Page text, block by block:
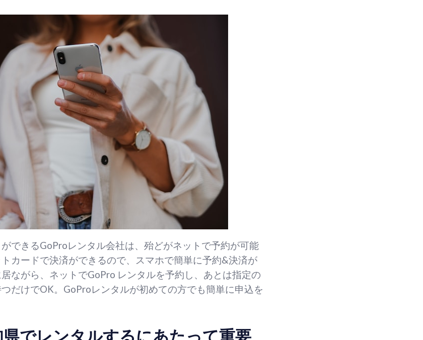
できるGoProレンタル会社は、殆どがネットで予約が可能
カードで決済ができるので、スマホで簡単に予約&決済が
ながら、ネットでGoPro レンタルを予約し、あとは指定の
だけでOK。GoProレンタルが初めての方でも簡単に申込を
でレンタルするにあたって重要